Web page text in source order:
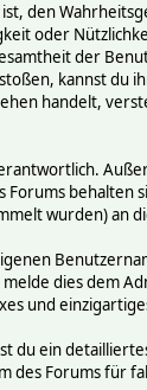
den
oder
der
kannst du
handelt,
wurden) an
dies dem
und
du ein
des Forums